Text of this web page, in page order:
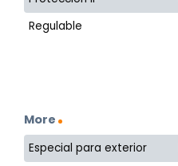
Regulable
More
Especial para exterior